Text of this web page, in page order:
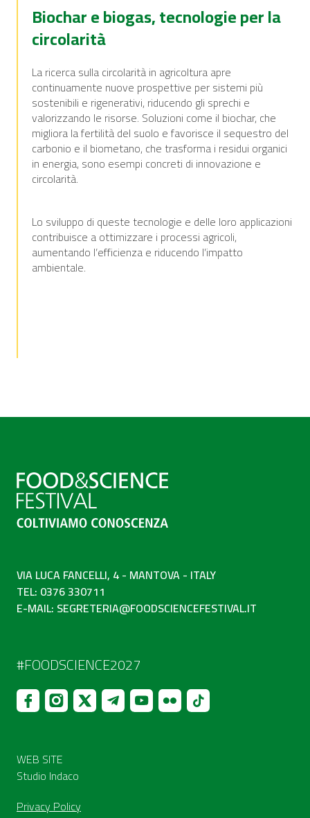
Biochar e biogas, tecnologie per la
circolarità
La ricerca sulla circolarità in agricoltura apre
continuamente nuove prospettive per sistemi più
sostenibili e rigenerativi, riducendo gli sprechi e
valorizzando le risorse. Soluzioni come il biochar, che
migliora la fertilità del suolo e favorisce il sequestro del
carbonio e il biometano, che trasforma i residui organici
in energia, sono esempi concreti di innovazione e
circolarità.
Lo sviluppo di queste tecnologie e delle loro applicazioni
contribuisce a ottimizzare i processi agricoli,
aumentando l’efficienza e riducendo l’impatto
ambientale.
VIA LUCA FANCELLI, 4 - MANTOVA - ITALY
TEL: 0376 330711
E-MAIL: SEGRETERIA@FOODSCIENCEFESTIVAL.IT
#FOODSCIENCE2027
WEB SITE
Studio Indaco
Privacy Policy